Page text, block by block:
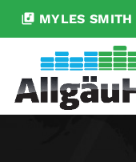
library_music MYLES SMITH